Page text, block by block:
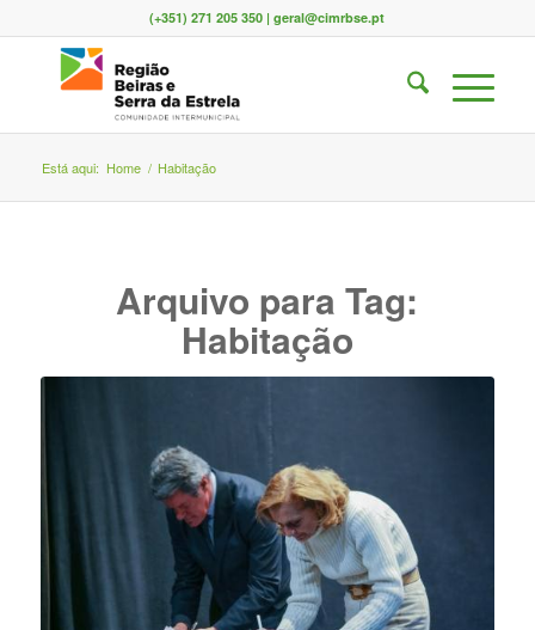
(+351) 271 205 350 | geral@cimrbse.pt
Está aqui: Home / Habitação
Arquivo para Tag:
Habitação